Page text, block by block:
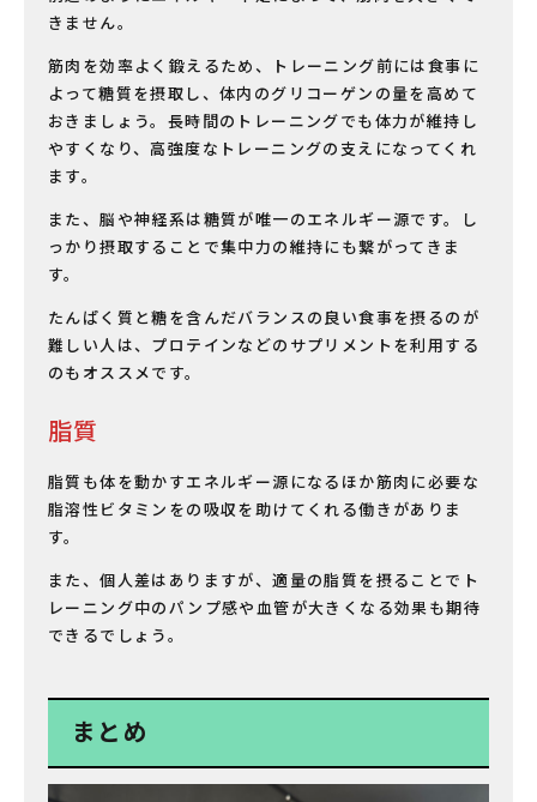
きません。
筋肉を効率よく鍛えるため、トレーニング前には食事に
よって糖質を摂取し、体内のグリコーゲンの量を高めて
おきましょう。長時間のトレーニングでも体力が維持し
やすくなり、高強度なトレーニングの支えになってくれ
ます。
また、脳や神経系は糖質が唯一のエネルギー源です。し
っかり摂取することで集中力の維持にも繋がってきま
す。
たんぱく質と糖を含んだバランスの良い食事を摂るのが
難しい人は、プロテインなどのサプリメントを利用する
のもオススメです。
脂質
脂質も体を動かすエネルギー源になるほか筋肉に必要な
脂溶性ビタミンをの吸収を助けてくれる働きがありま
す。
また、個人差はありますが、適量の脂質を摂ることでト
レーニング中のパンプ感や血管が大きくなる効果も期待
できるでしょう。
まとめ